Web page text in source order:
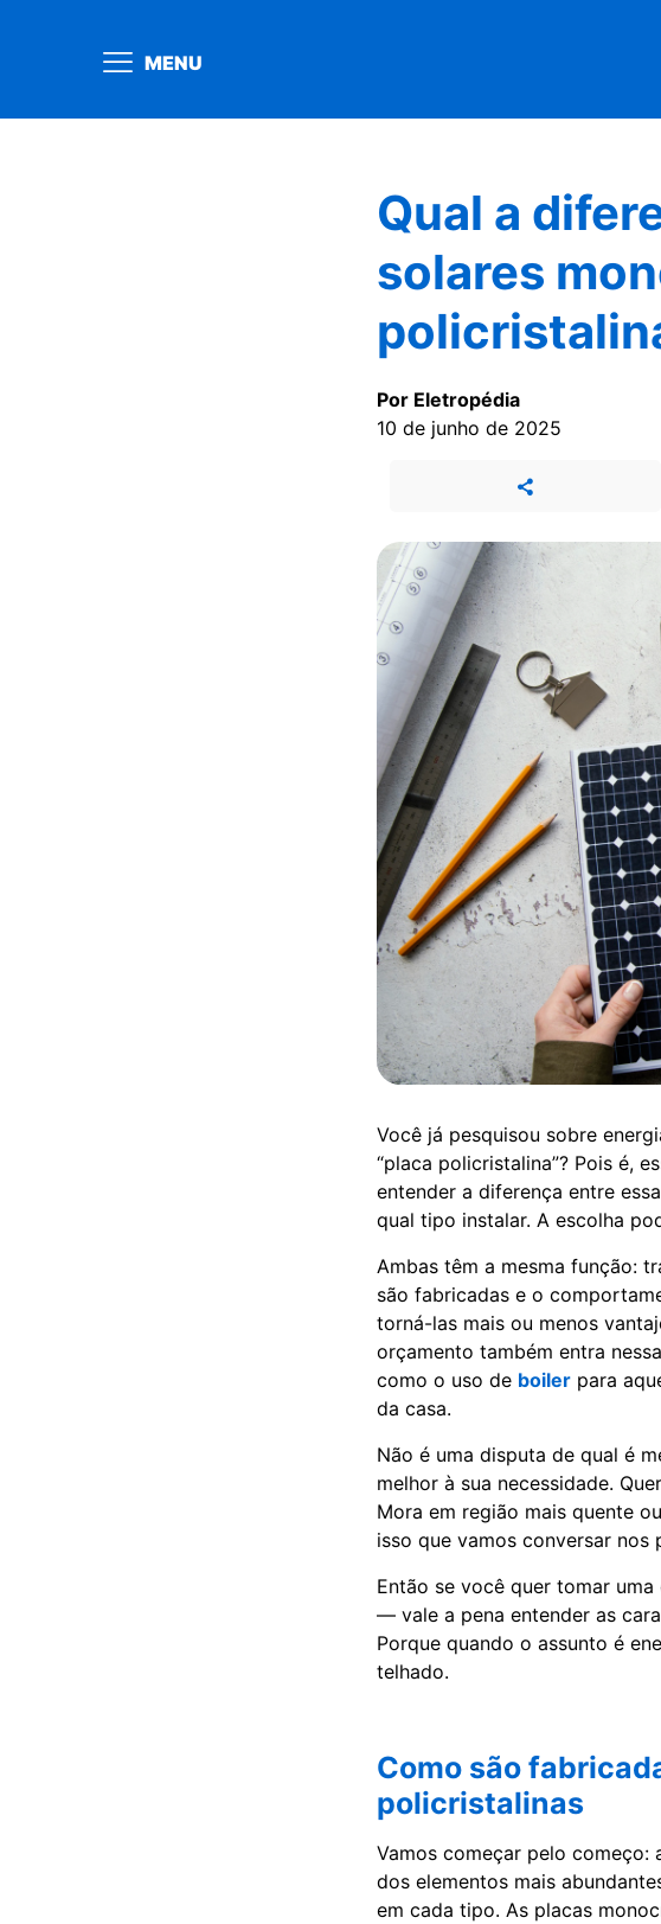
MENU
Qual a
solares
Por Eletropédia
10 de junho de 2025
Você já pesquisou sobre
“placa policristalina”? Pois é,
entender a diferença entre
qual tipo instalar. A escolha
Ambas têm a mesma função:
são fabricadas e o
torná-las mais ou menos
orçamento também entra
como o uso de boiler para
da casa.
Não é uma disputa de qual é
melhor à sua necessidade.
Mora em região mais quente
isso que vamos conversar nos
Então se você quer tomar
— vale a pena entender as
Porque quando o assunto é
telhado.
Como são
policristalinas
Vamos começar pelo
dos elementos mais
em cada tipo. As placas